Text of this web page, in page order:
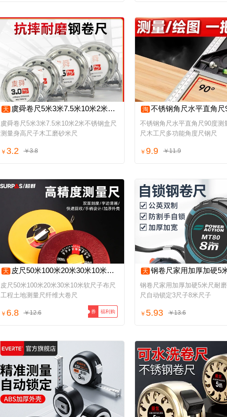
天 虞舜卷尺5米3米7.5米10米2米不锈钢盒尺测量身高尺子木工磨砂米尺
虞舜卷尺5米3米7.5米10米2米不锈钢盒尺
测量身高尺子木工磨砂米尺
￥ 3.2 ￥3.8
淘 不锈钢角尺水平直角尺90度测量拐尺三角尺木工尺多
不锈钢角尺水平直角尺90度测
尺木工尺多功能角度尺钢尺
￥ 9.9 ￥11.9
天 皮尺50米100米20米30米10米软尺子布尺工程土地测量尺纤维大卷尺
皮尺50米100米20米30米10米软尺子布尺
工程土地测量尺纤维大卷尺
￥ 6.8 ￥12.6 券 福利购
天 钢卷尺家用加厚加硬5米尺耐磨公英制拉尺自动
钢卷尺家用加厚加硬5米尺耐
尺自动锁定3尺子8米尺子
￥ 5.93 ￥13.6